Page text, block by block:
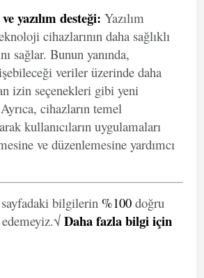
yazılım desteği: Yazılım
cihazlarının daha sağlıklı
sağlar. Bunun yanında,
veriler üzerinde daha
izin seçenekleri gibi yeni
cihazların temel
kullanıcıların uygulamaları
ve düzenlemesine yardımcı
bilgilerin %100 doğru
Daha fazla bilgi için